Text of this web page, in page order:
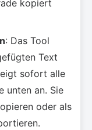
kopiert
: Das Tool
Text
sofort alle
unten an. Sie
oder als